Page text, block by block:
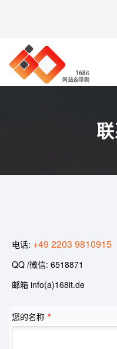
电话: +49 2203 9810915
QQ /微信: 6518871
邮箱 info(a)168it.de
您的名称 *